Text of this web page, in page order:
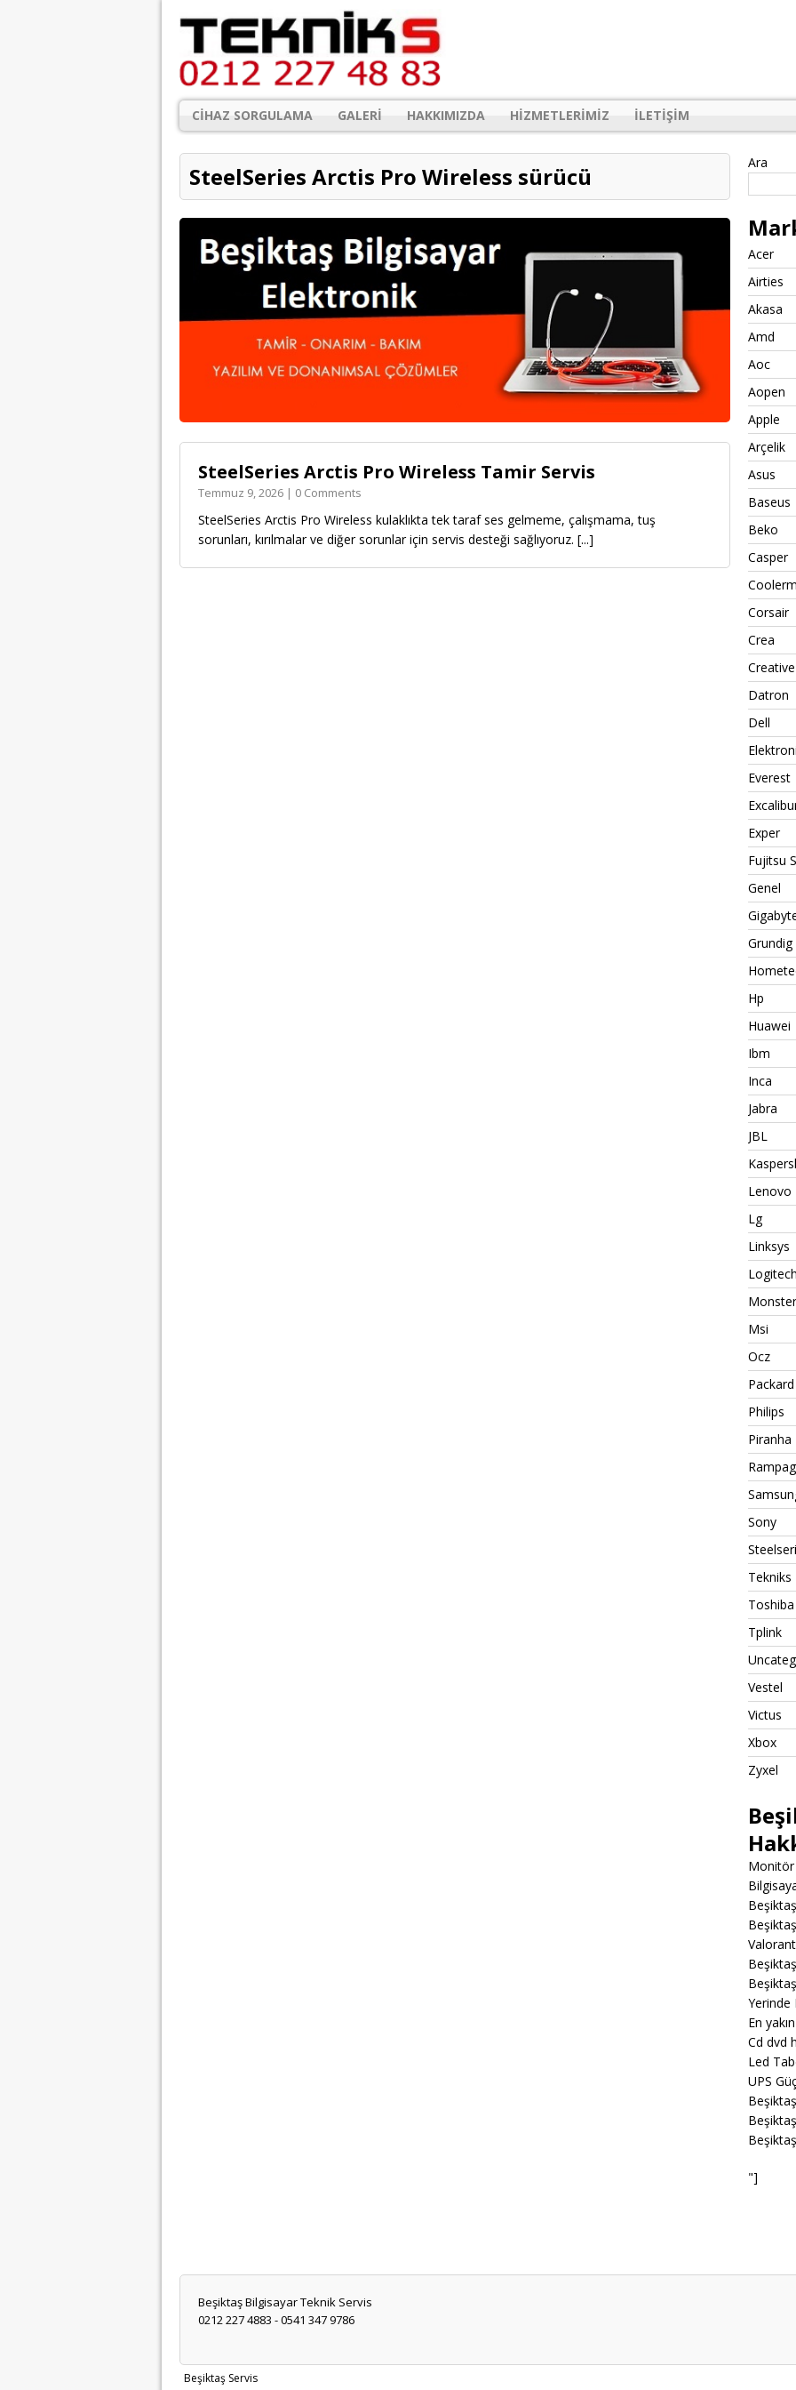
CIHAZ SORGULAMA GALERI HAKKIMIZDA HIZMETLERIMIZ İLETIŞIM
SteelSeries Arctis Pro Wireless sürücü
SteelSeries Arctis Pro Wireless Tamir Servis
Temmuz 9, 2026 | 0 Comments
SteelSeries Arctis Pro Wireless kulaklıkta tek taraf ses gelmeme, çalışmama, tuş
sorunları, kırılmalar ve diğer sorunlar için servis desteği sağlıyoruz. [...]
Ara
Acer
Airties
Akasa
Amd
Aoc
Aopen
Apple
Arçelik
Asus
Baseus
Beko
Casper
Corsair
Crea
Creative
Datron
Dell
Everest
Exper
Fujitsu
Genel
Grundig
Hp
Huawei
Ibm
Inca
Jabra
JBL
Lenovo
Lg
Linksys
Logitech
Monster
Msi
Ocz
Philips
Piranha
Sony
Tekniks
Toshiba
Tplink
Vestel
Victus
Xbox
Zyxel
Monitör
Yerinde
En
Cd dvd
Led
UPS
"]
Beşiktaş Bilgisayar Teknik Servis
0212 227 4883 - 0541 347 9786
Beşiktaş Servis